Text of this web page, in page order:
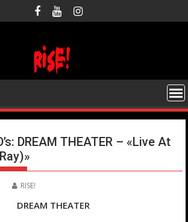
DREAM THEATER – «Live At
RISE!
DREAM THEATER